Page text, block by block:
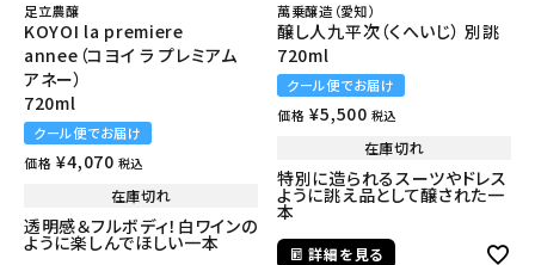
足立農醸
KOYOI la premiere
annee（コヨイ ラ プレミアム
アネー）
720ml
クール便でお届け
価格 ¥4,070 税込
在庫切れ
透明感＆フルボディ！白ワインの
ように楽しんでほしい一本
萬乗醸造（愛知）
醸し人九平次（くへいじ） 別誂
720ml
クール便でお届け
価格 ¥5,500 税込
在庫切れ
特別に造られるスーツやドレス
ように誂え品として醸された一
本
詳細を見る